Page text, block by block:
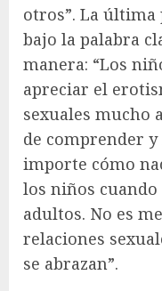
otros”. La última
bajo la palabra
manera: “Los
apreciar el
sexuales mucho
de comprender
importe cómo
los niños
adultos. No es
relaciones
se abrazan”.